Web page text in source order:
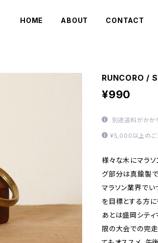
HOME ABOUT CONTACT
RUNCORO /
¥990
別途送料がかか
¥5,000以上のご
様々な木にマラ
グ部分は真鍮製
マラソン業界でい
を目標とする方に
あとは盛岡シテ
限の大会での完走